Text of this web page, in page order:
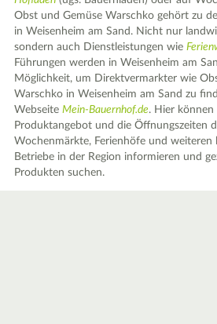
Obst und Gemüse Warschko gehört zu
in Weisenheim am Sand. Nicht nur
sondern auch Dienstleistungen wie
Führungen werden in Weisenheim am
Möglichkeit, um Direktvermarkter wie
Warschko in Weisenheim am Sand zu
WebseiteMein-Bauernhof.de. Hier können
Produktangebot und die Öffnungszeiten
Wochenmärkte, Ferienhöfe und weiteren
Betriebe in der Region informieren und
Produkten suchen.